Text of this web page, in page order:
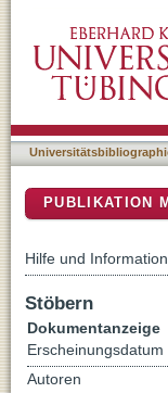
Shewanella
PUBLIKATION
Hilfe und
Stöbern
Dokumentanzeige
Erscheinungsdatum
Autoren